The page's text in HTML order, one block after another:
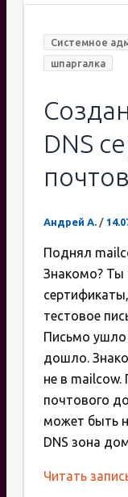
Системное
шпаргалка
DNS
Андрей А. /
Поднял
Знакомо? Ты
тестовое
Письмо ушло
дошло.
не в mailcow.
почтового
может быть
DNS зона
Создание
Читать